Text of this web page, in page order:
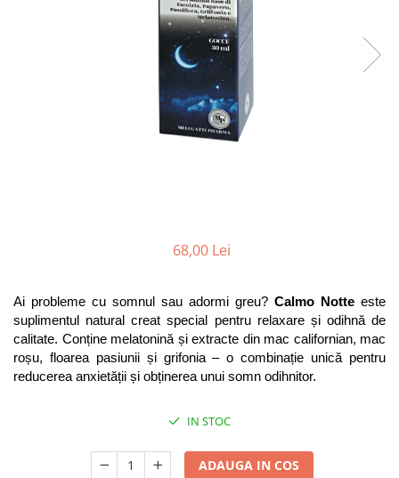
Altele-Suplimente alimentare
68,00 Lei
Ai probleme cu somnul sau adormi greu? Calmo Notte este
suplimentul natural creat special pentru relaxare și odihnă de
calitate. Conține melatonină și extracte din mac californian, mac
roșu, floarea pasiunii și grifonia – o combinație unică pentru
reducerea anxietății și obținerea unui somn odihnitor.
IN STOC
ADAUGA IN COS